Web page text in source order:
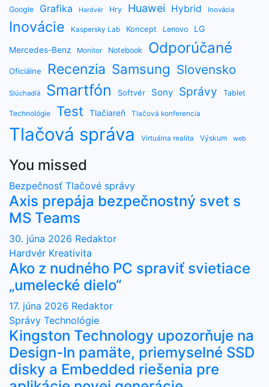
Google
Grafika Hardvér Hry Huawei Hybrid Inovácia
Inovácie Kaspersky Lab Koncept Lenovo LG
Mercedes-Benz Monitor Notebook Odporúčané
Oficiálne Recenzia Samsung Slovensko
Slúchadlá Smartfón Softvér Sony Správy Tablet
Technológie Test Tlačiareň Tlačová konferencia
Tlačová správa Virtuálna realita Výskum web
You missed
Bezpečnosť Tlačové správy
Axis prepája bezpečnostný svet s
MS Teams
30. júna 2026 Redaktor
Hardvér Kreativita
Ako z nudného PC spraviť svietiace
„umelecké dielo“
17. júna 2026 Redaktor
Správy Technológie
Kingston Technology upozorňuje na
Design-In pamäte, priemyselné SSD
disky a Embedded riešenia pre